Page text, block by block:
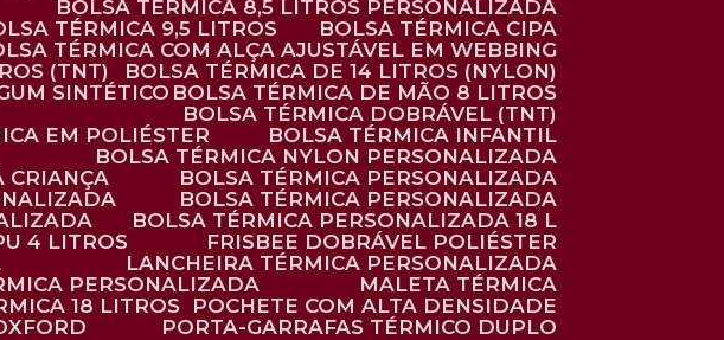
BOLSA TÉRMICA 8,5 LITROS PERSONALIZADA
TÉRMICA 9,5 LITROS
BOLSA TÉRMICA CIPA
TÉRMICA COM ALÇA AJUSTÁVEL EM WEBBING
(TNT)
BOLSA TÉRMICA DE 14 LITROS (NYLON)
SINTÉTICO
BOLSA TÉRMICA DE MÃO 8 LITROS
BOLSA TÉRMICA DOBRÁVEL (TNT)
EM POLIÉSTER
BOLSA TÉRMICA INFANTIL
BOLSA TÉRMICA NYLON PERSONALIZADA
CRIANÇA
BOLSA TÉRMICA PERSONALIZADA
BOLSA TÉRMICA PERSONALIZADA
BOLSA TÉRMICA PERSONALIZADA 18 L
4 LITROS
FRISBEE DOBRÁVEL POLIÉSTER
LANCHEIRA TÉRMICA PERSONALIZADA
PERSONALIZADA
MALETA TÉRMICA
18 LITROS
POCHETE COM ALTA DENSIDADE
PORTA-GARRAFAS TÉRMICO DUPLO